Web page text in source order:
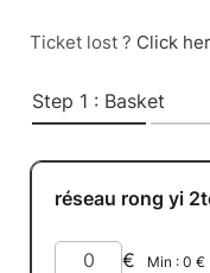
Ticket lost ? Click
Step 1 : Basket
réseau rong yi
€ Min : 0 €